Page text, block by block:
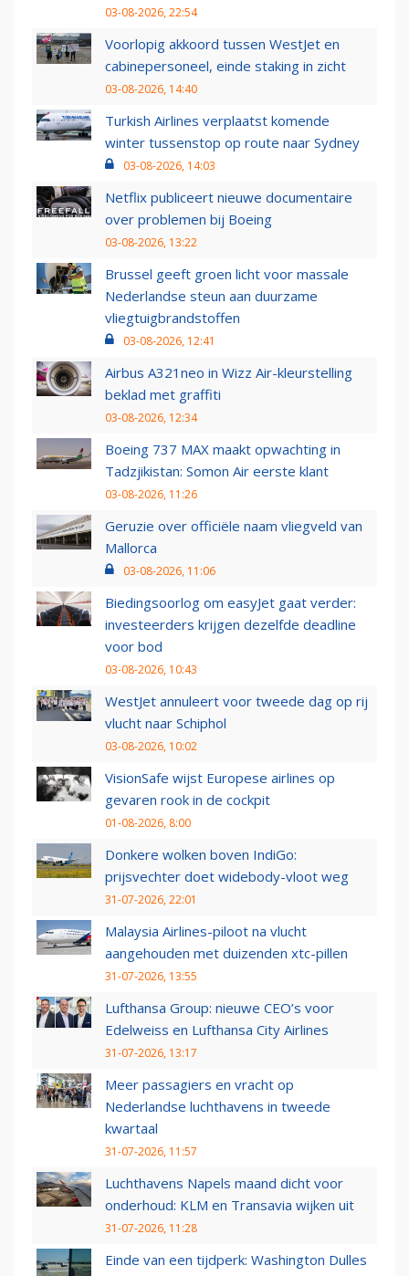
03-08-2026, 22:54
Voorlopig akkoord tussen WestJet en
cabinepersoneel, einde staking in zicht
03-08-2026, 14:40
Turkish Airlines verplaatst komende
winter tussenstop op route naar Sydney
03-08-2026, 14:03
Netflix publiceert nieuwe documentaire
over problemen bij Boeing
03-08-2026, 13:22
Brussel geeft groen licht voor massale
Nederlandse steun aan duurzame
vliegtuigbrandstoffen
03-08-2026, 12:41
Airbus A321neo in Wizz Air-kleurstelling
beklad met graffiti
03-08-2026, 12:34
Boeing 737 MAX maakt opwachting in
Tadzjikistan: Somon Air eerste klant
03-08-2026, 11:26
Geruzie over officiële naam vliegveld van
Mallorca
03-08-2026, 11:06
Biedingsoorlog om easyJet gaat verder:
investeerders krijgen dezelfde deadline
voor bod
03-08-2026, 10:43
WestJet annuleert voor tweede dag op rij
vlucht naar Schiphol
03-08-2026, 10:02
VisionSafe wijst Europese airlines op
gevaren rook in de cockpit
01-08-2026, 8:00
Donkere wolken boven IndiGo:
prijsvechter doet widebody-vloot weg
31-07-2026, 22:01
Malaysia Airlines-piloot na vlucht
aangehouden met duizenden xtc-pillen
31-07-2026, 13:55
Lufthansa Group: nieuwe CEO’s voor
Edelweiss en Lufthansa City Airlines
31-07-2026, 13:17
Meer passagiers en vracht op
Nederlandse luchthavens in tweede
kwartaal
31-07-2026, 11:57
Luchthavens Napels maand dicht voor
onderhoud: KLM en Transavia wijken uit
31-07-2026, 11:28
Einde van een tijdperk: Washington Dulles